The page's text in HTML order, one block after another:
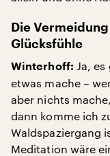
Die
Glücksfühle
Winterhoff: Ja,
etwas mache –
aber nichts
dann komme ich
Waldspaziergang
Meditation wäre